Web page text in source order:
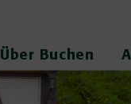
Über Buchen